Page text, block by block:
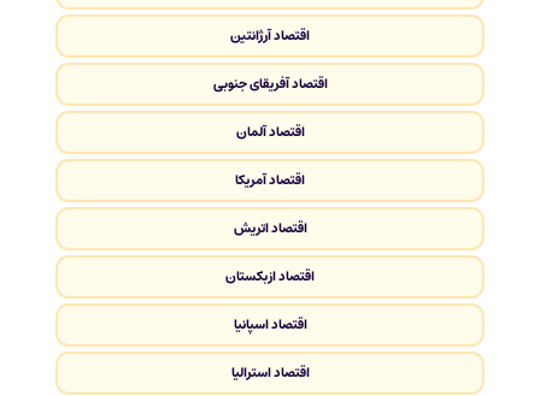
اقتصاد آرژانتین
اقتصاد آفریقای جنوبی
اقتصاد آلمان
اقتصاد آمریکا
اقتصاد اتریش
اقتصاد ازبکستان
اقتصاد اسپانیا
اقتصاد استرالیا